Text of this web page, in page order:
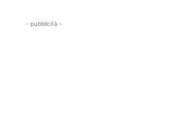
- pubblicità -